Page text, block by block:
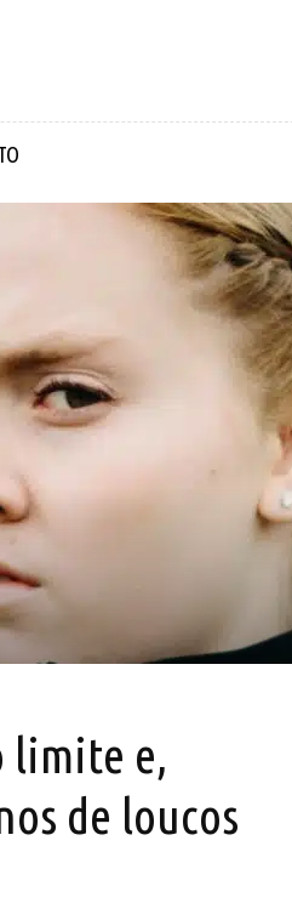
limite e,
de loucos